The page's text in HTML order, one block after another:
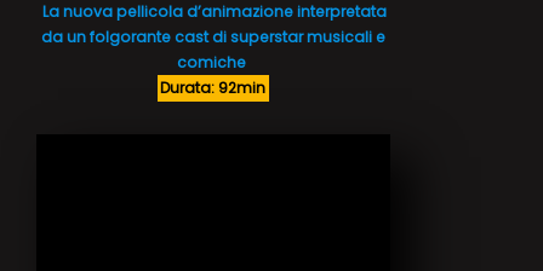
La nuova pellicola d’animazione interpretata
da un folgorante cast di superstar musicali e
comiche
Durata: 92min